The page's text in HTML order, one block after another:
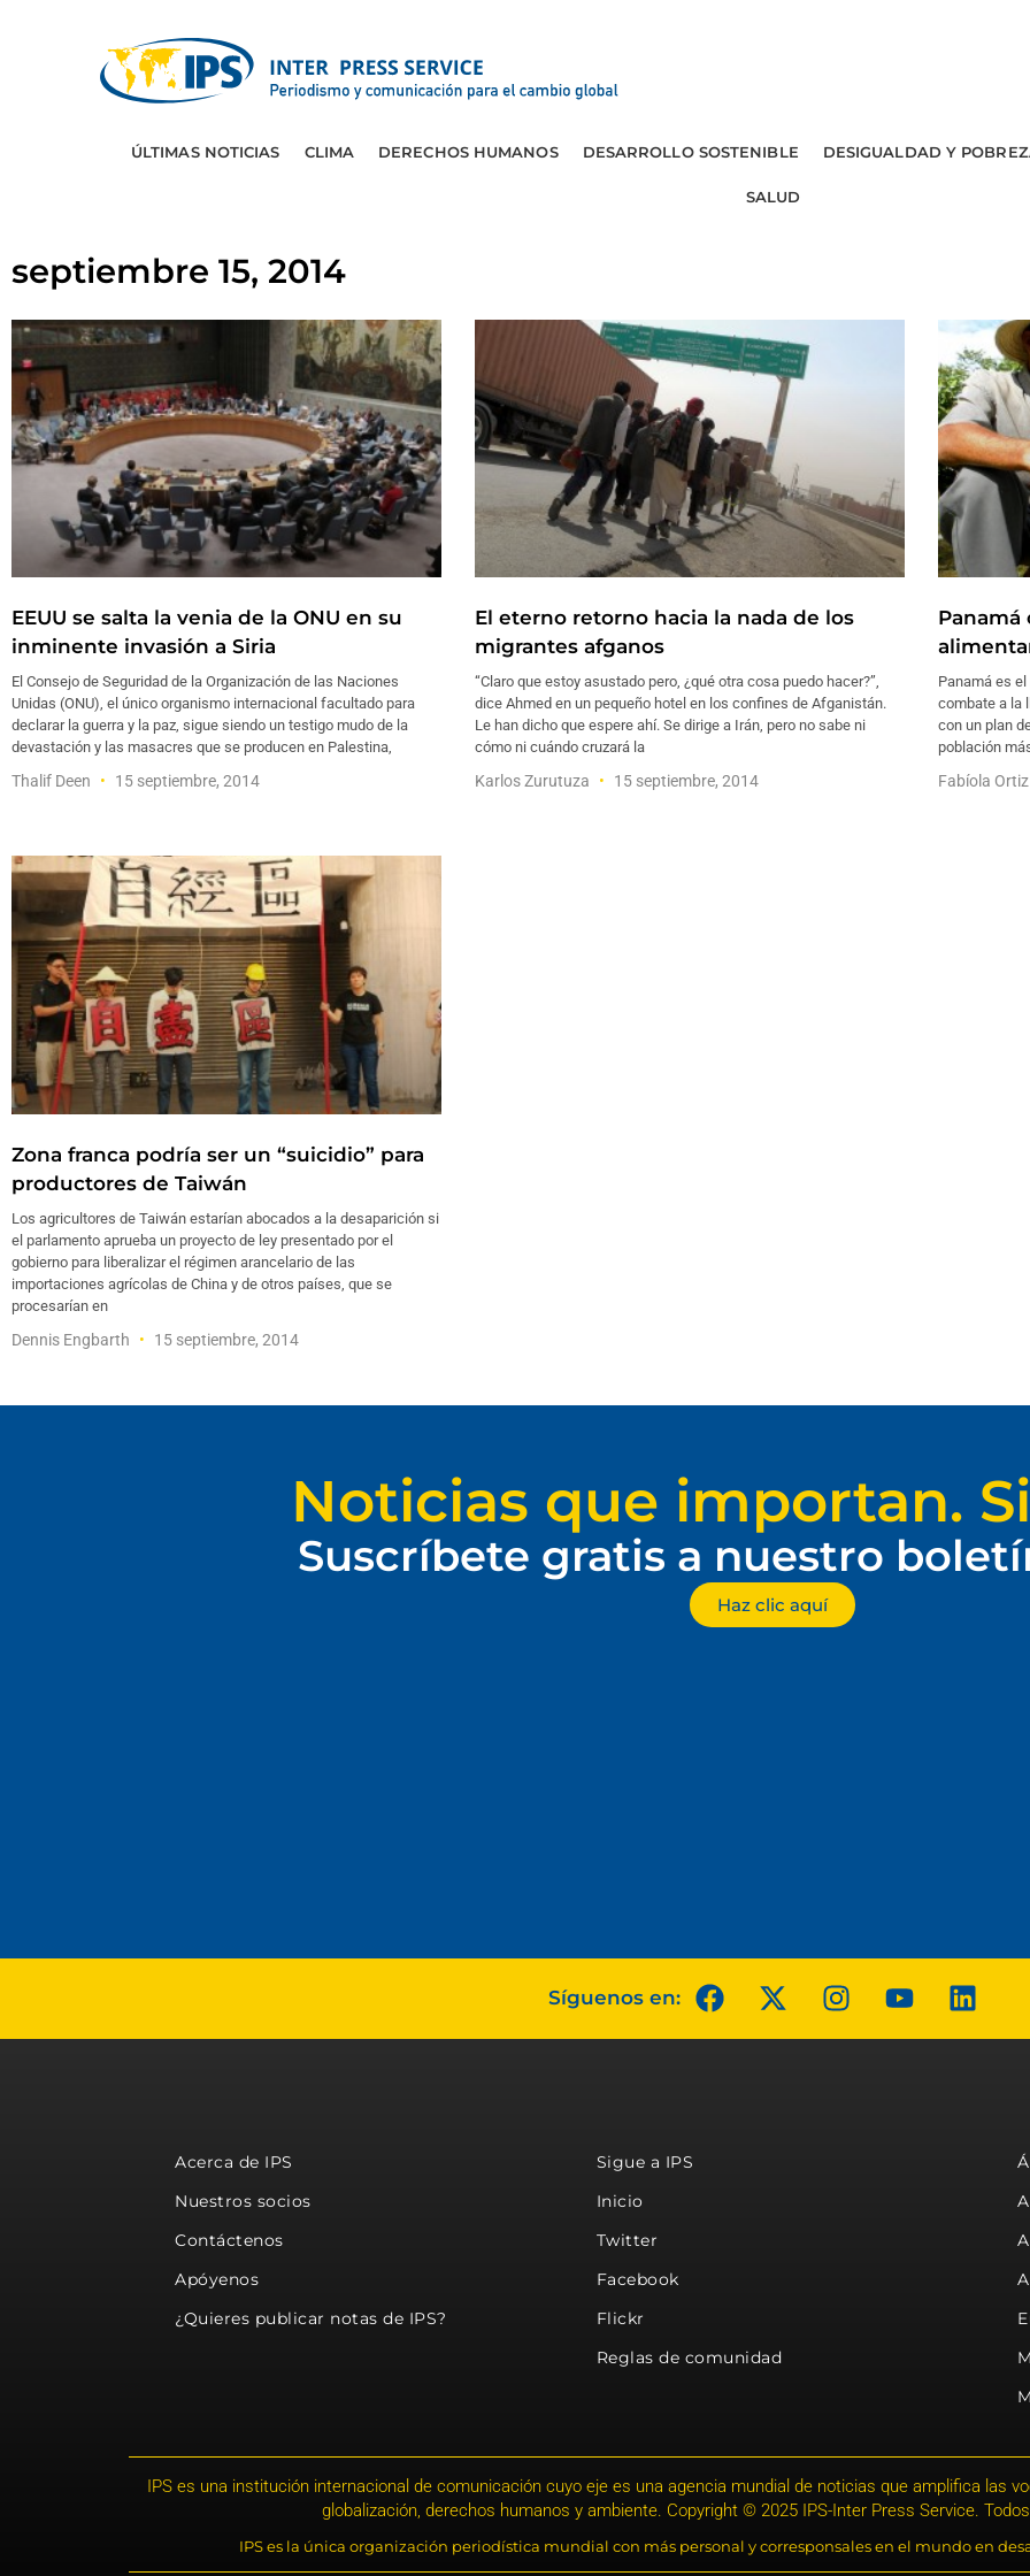
ÚLTIMAS NOTICIAS CLIMA DERECHOS HUMANOS DESARROLLO SOSTENIBLE DESIGUALDAD Y
SALUD
septiembre 15, 2014
EEUU se salta la venia de la ONU en su
inminente invasión a Siria
El Consejo de Seguridad de la Organización de las Naciones
Unidas (ONU), el único organismo internacional facultado para
declarar la guerra y la paz, sigue siendo un testigo mudo de la
devastación y las masacres que se producen en Palestina,
Thalif Deen 15 septiembre, 2014
El eterno retorno hacia la nada de los
migrantes afganos
“Claro que estoy asustado pero, ¿qué otra cosa puedo hacer?”,
dice Ahmed en un pequeño hotel en los confines de Afganistán.
Le han dicho que espere ahí. Se dirige a Irán, pero no sabe ni
cómo ni cuándo cruzará la
Karlos Zurutuza 15 septiembre, 2014
Panamá es
combate a la
con un plan
población
Fabíola Ortiz
Zona franca podría ser un “suicidio” para
productores de Taiwán
Los agricultores de Taiwán estarían abocados a la desaparición si
el parlamento aprueba un proyecto de ley presentado por el
gobierno para liberalizar el régimen arancelario de las
importaciones agrícolas de China y de otros países, que se
procesarían en
Dennis Engbarth 15 septiembre, 2014
Noticias que importan.
Suscríbete gratis a nuestro
Haz clic aquí
Síguenos en:
Acerca de IPS
Nuestros socios
Contáctenos
Apóyenos
¿Quieres publicar notas de IPS?
Sigue a IPS
Inicio
Twitter
Facebook
Flickr
Reglas de comunidad
IPS es una institución internacional de comunicación cuyo eje es una agencia mundial de noticias que amplifica las
globalización, derechos humanos y ambiente. Copyright © 2025 IPS-Inter Press Service.
IPS es la única organización periodística mundial con más personal y corresponsales en el mundo en